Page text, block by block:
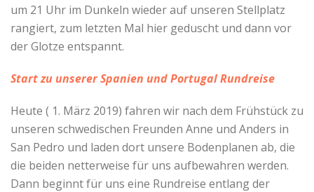
um 21 Uhr im Dunkeln wieder auf unseren Stellplatz
rangiert, zum letzten Mal hier geduscht und dann vor
der Glotze entspannt.
Start zu unserer Spanien und Portugal Rundreise
Heute ( 1. März 2019) fahren wir nach dem Frühstück zu
unseren schwedischen Freunden Anne und Anders in
San Pedro und laden dort unsere Bodenplanen ab, die
die beiden netterweise für uns aufbewahren werden.
Dann beginnt für uns eine Rundreise entlang der